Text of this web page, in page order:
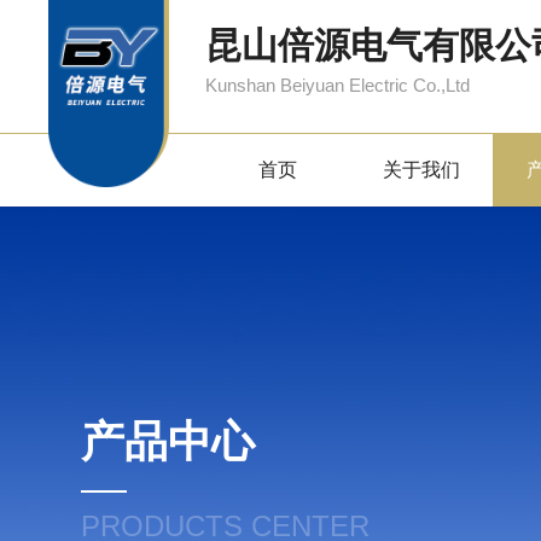
昆山倍源电气有限公
Kunshan Beiyuan Electric Co.,Ltd
首页 关于我们
产品中心
PRODUCTS CENTER